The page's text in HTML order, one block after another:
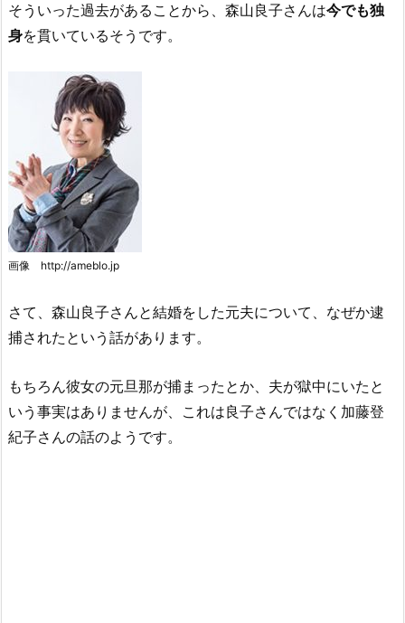
そういった過去があることから、森山良子さんは今でも独
身を貫いているそうです。
画像 http://ameblo.jp
さて、森山良子さんと結婚をした元夫について、なぜか逮
捕されたという話があります。
もちろん彼女の元旦那が捕まったとか、夫が獄中にいたと
いう事実はありませんが、これは良子さんではなく加藤登
紀子さんの話のようです。